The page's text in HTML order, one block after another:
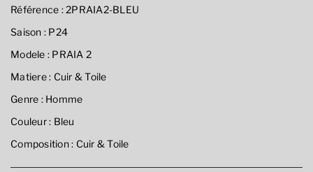
Référence :2PRAIA2-BLEU
Saison : P24
Modele : PRAIA 2
Matiere : Cuir & Toile
Genre :Homme
Couleur : Bleu
Composition : Cuir & Toile